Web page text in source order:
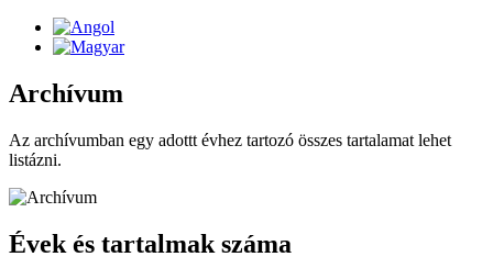
Archívum
Az archívumban egy adottt évhez tartozó összes tartalamat lehet
listázni.
Évek és tartalmak száma